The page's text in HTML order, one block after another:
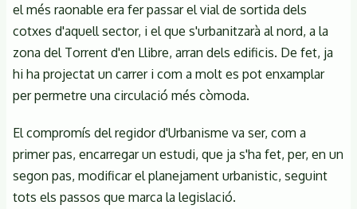
el més raonable era fer passar el vial de sortida dels
cotxes d'aquell sector, i el que s'urbanitzarà al nord, a la
zona del Torrent d'en Llibre, arran dels edificis. De fet, ja
hi ha projectat un carrer i com a molt es pot enxamplar
per permetre una circulació més còmoda.
El compromís del regidor d'Urbanisme va ser, com a
primer pas, encarregar un estudi, que ja s'ha fet, per, en un
segon pas, modificar el planejament urbanistic, seguint
tots els passos que marca la legislació.